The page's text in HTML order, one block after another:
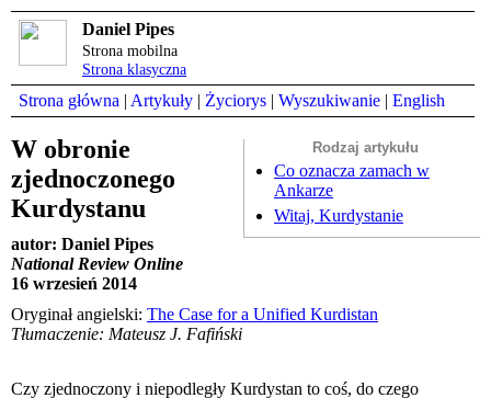
Daniel Pipes
Strona mobilna
Strona klasyczna
Strona główna | Artykuły | Życiorys | Wyszukiwanie | English
Rodzaj artykułu
Co oznacza zamach w
Ankarze
Witaj, Kurdystanie
W obronie
zjednoczonego
Kurdystanu
autor: Daniel Pipes
National Review Online
16 wrzesień 2014
Oryginał angielski: The Case for a Unified Kurdistan
Tłumaczenie: Mateusz J. Fafiński
Czy zjednoczony i niepodległy Kurdystan to coś, do czego